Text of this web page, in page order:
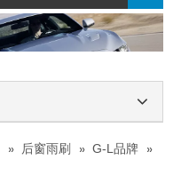
» 后窗雨刷 » G-L品牌
»